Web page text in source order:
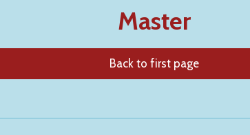
Master
Back to first page